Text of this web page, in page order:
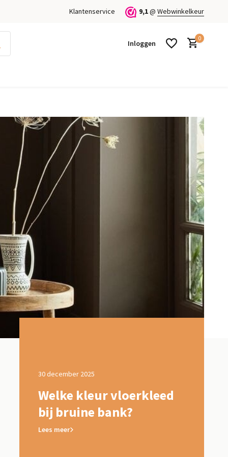
Klantenservice 9,1@ Webwinkelkeur
Inloggen
0
30 december 2025
Welke kleur vloerkleed
bij bruine bank?
Lees meer